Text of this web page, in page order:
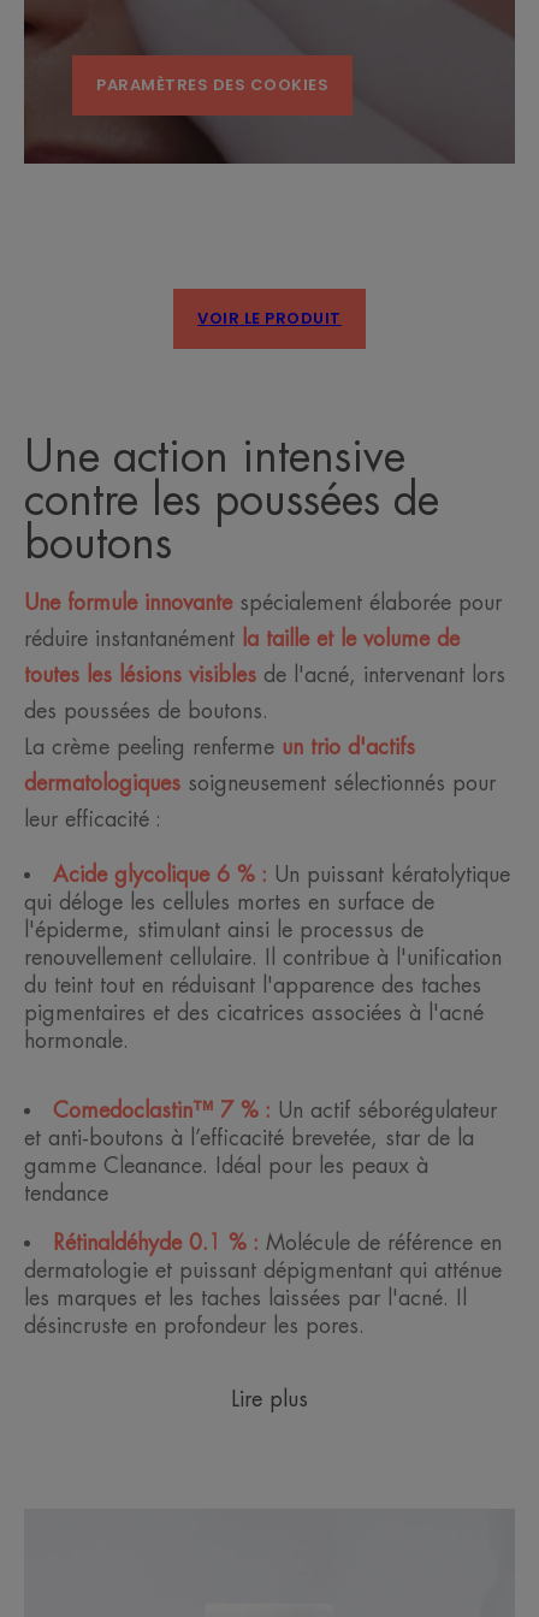
PARAMÈTRES DES COOKIES
VOIR LE PRODUIT
Une action intensive
contre les poussées de
boutons
Une formule innovante spécialement élaborée pour
réduire instantanément
la taille et le volume de
toutes les lésions visibles de l'acné, intervenant lors
des poussées de boutons.
La crème peeling renferme un trio d'actifs
dermatologiques soigneusement sélectionnés pour
leur efficacité :
Acide glycolique 6 % : Un puissant kératolytique
qui déloge les cellules mortes en surface de
l'épiderme, stimulant ainsi le processus de
renouvellement cellulaire. Il contribue à l'unification
du teint tout en réduisant l'apparence des taches
pigmentaires et des cicatrices associées à l'acné
hormonale.
Comedoclastin™ 7 % : Un actif séborégulateur
et anti-boutons à l’efficacité brevetée, star de la
gamme Cleanance. Idéal pour les peaux à
tendance
Rétinaldéhyde 0.1 % : Molécule de référence en
dermatologie et puissant dépigmentant qui atténue
les marques et les taches laissées par l'acné. Il
désincruste en profondeur les pores.
Lire plus